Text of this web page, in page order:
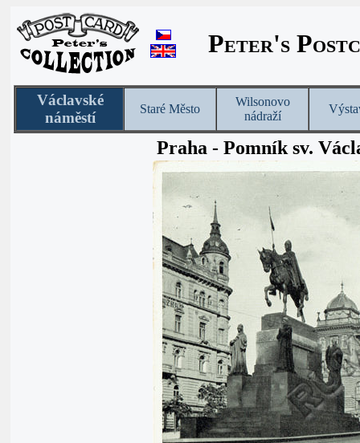
Peter's
Václavské
náměstí
Staré Město
Wilsonovo
nádraží
Praha - Pomník sv.